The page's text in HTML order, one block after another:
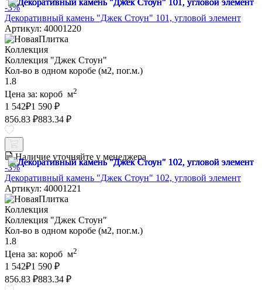
-3%
Декоративный камень "Джек Стоун" 101, угловой элемент
Артикул: 40001220
Коллекция
Коллекция "Джек Стоун"
Кол-во в одном коробе (м2, пог.м.)
1.8
Цена за: короб м2
1 542₽1 590 ₽
856.83 ₽883.34 ₽
Наличие уточняйте у менеджера
-3%
Декоративный камень "Джек Стоун" 102, угловой элемент
Артикул: 40001221
Коллекция
Коллекция "Джек Стоун"
Кол-во в одном коробе (м2, пог.м.)
1.8
Цена за: короб м2
1 542₽1 590 ₽
856.83 ₽883.34 ₽